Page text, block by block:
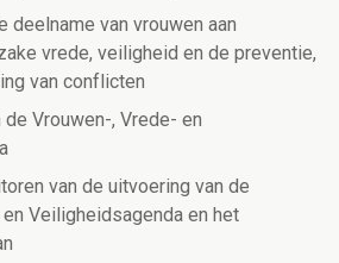
deelname van vrouwen aan
vrede, veiligheid en de preventie,
van conflicten
Vrouwen-, Vrede- en
van de uitvoering van de
Veiligheidsagenda en het